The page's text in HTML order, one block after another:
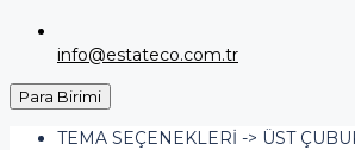
info@estateco.com.tr
Para Birimi
TEMA SEÇENEKLERI -> ÜST